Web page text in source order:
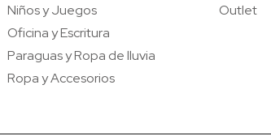
Niños y Juegos
Oficina y Escritura
Paraguas y Ropa de lluvia
Ropa y Accesorios
Outlet